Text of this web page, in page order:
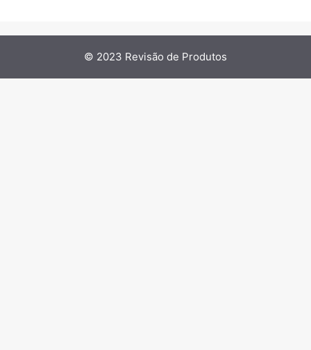
© 2023 Revisão de Produtos